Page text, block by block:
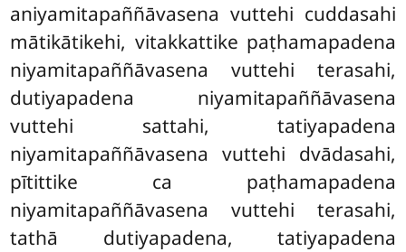
aniyamitapaññāvasena vuttehi cuddasahi
mātikātikehi, vitakkattike paṭhamapadena
niyamitapaññāvasena vuttehi terasahi,
dutiyapadena niyamitapaññāvasena
vuttehi sattahi, tatiyapadena
niyamitapaññāvasena vuttehi dvādasahi,
pītittike ca paṭhamapadena
niyamitapaññāvasena vuttehi terasahi,
tathā dutiyapadena, tatiyapadena